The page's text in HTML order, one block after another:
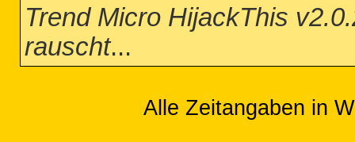
Trend Micro HijackThis
rauscht...
Alle Zeitangaben in